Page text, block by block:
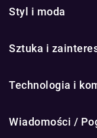
Styl i moda
Sztuka i
Technologia i
Wiadomości /